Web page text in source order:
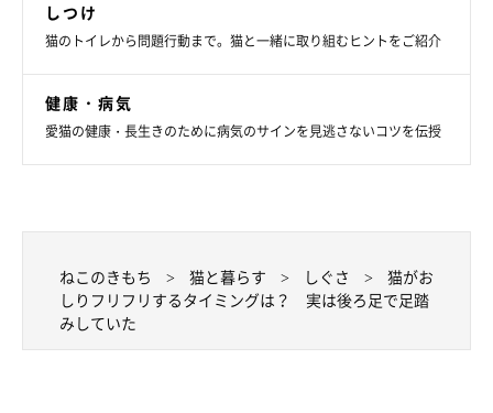
サビ猫のポンちゃんも、狙う表情が親権そのもの。
おしりをフリフリしながら、ヒゲと瞳孔が緊張感マックス！ 全
しつけ
猫のトイレから問題行動まで。猫と一緒に取り組むヒントをご紹介
健康・病気
愛猫の健康・長生きのために病気のサインを見逃さないコツを伝授
ねこのきもち 猫と暮らす しぐさ
猫がお
しりフリフリするタイミングは？ 実は後ろ足で足踏
みしていた